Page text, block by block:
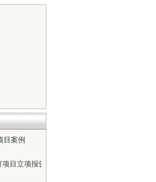
目案例
目立项报告--投资额6000万元